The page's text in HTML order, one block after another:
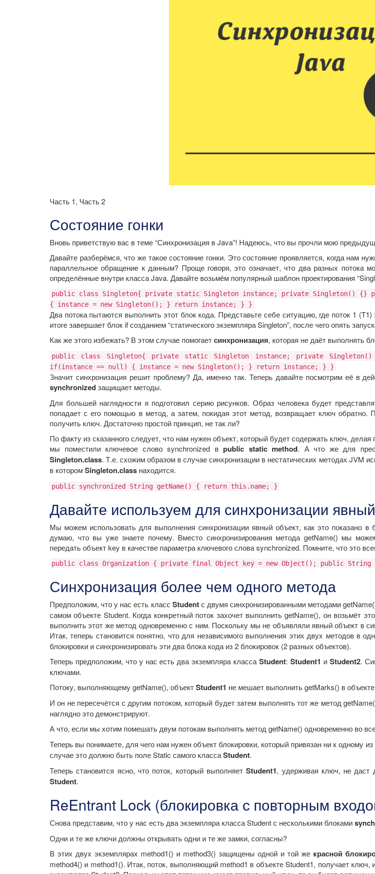
Часть 1, Часть 2
Состояние гонки
Вновь приветствую вас в теме “Синхронизация в Java”! Надеюсь, что вы прочли мою
Давайте разберёмся, что же такое состояние гонки. Это состояние проявляется, когда нам
параллельное обращение к данным? Проще говоря, это означает, что два разных потока
определённые внутри класса Java. Давайте возьмём популярный шаблон проектирования
public class Singleton{ private static Singleton instance; private Singleton()
{ instance = new Singleton(); } return instance; } }
Два потока пытаются выполнить этот блок кода. Представьте себе ситуацию, где поток 1
итоге завершает блок if созданием “статического экземпляра Singleton”, после чего опять
Как же этого избежать? В этом случае помогаетсинхронизация, которая не даёт выполнять
public class Singleton{ private static Singleton instance; private
if(instance == null) { instance = new Singleton(); } return instance; } }
Значит синхронизация решит проблему? Да, именно так. Теперь давайте посмотрим её в
synchronizedзащищает методы.
Для большей наглядности я подготовил серию рисунков. Образ человека будет
попадает с его помощью в метод, а затем, покидая этот метод, возвращает ключ
получить ключ. Достаточно простой принцип, не так ли?
По факту из сказанного следует, что нам нужен объект, который будет содержать ключ,
мы поместили ключевое слово synchronized в public static method. А что же для
Singleton.class. Т.е. схожим образом в случае синхронизации в нестатических методах JVM
в которомSingleton.class находится.
public synchronized String getName() { return this.name; }
Давайте используем для синхронизации
Мы можем использовать для выполнения синхронизации явный объект, как это показано в
думаю, что вы уже знаете почему. Вместо синхронизирования метода getName() мы
передать объект key в качестве параметра ключевого слова synchronized. Помните, что это
public class Organization { private final Object key = new Object(); public String
Синхронизация более чем одного метода
Предположим, что у нас есть класс Studentс двумя синхронизированными методами
самом объекте Student. Когда конкретный поток захочет выполнить getName(), он возьмёт
выполнить этот же метод одновременно с ним. Поскольку мы не объявляли явный объект в
Итак, теперь становится понятно, что для независимого выполнения этих двух методов в
блокировки и синхронизировать эти два блока кода из 2 блокировок (2 разных объектов).
Теперь предположим, что у нас есть два экземпляра классаStudent: Student1 и Student2.
ключами.
Потоку, выполняющему getName(), объектStudent1 не мешает выполнить getMarks() в объекте
И он не пересечётся с другим потоком, который будет затем выполнять тот же метод
наглядно это демонстрируют.
А что, если мы хотим помешать двум потокам выполнять метод getName() одновременно во
Теперь вы понимаете, для чего нам нужен объект блокировки, который привязан ни к одному
случае это должно быть поле Static самого классаStudent.
Теперь становится ясно, что поток, который выполняетStudent1, удерживая ключ, не даст
Student.
ReEntrant Lock (блокировка с повторным
Снова представим, что у нас есть два экземпляра класса Student с несколькими блоками
Одни и те же ключи должны открывать одни и те же замки, согласны?
В этих двух экземплярах method1() и method3() защищены одной и той же красной
method4() и method1(). Итак, поток, выполняющий method1 в объекте Student1, получает